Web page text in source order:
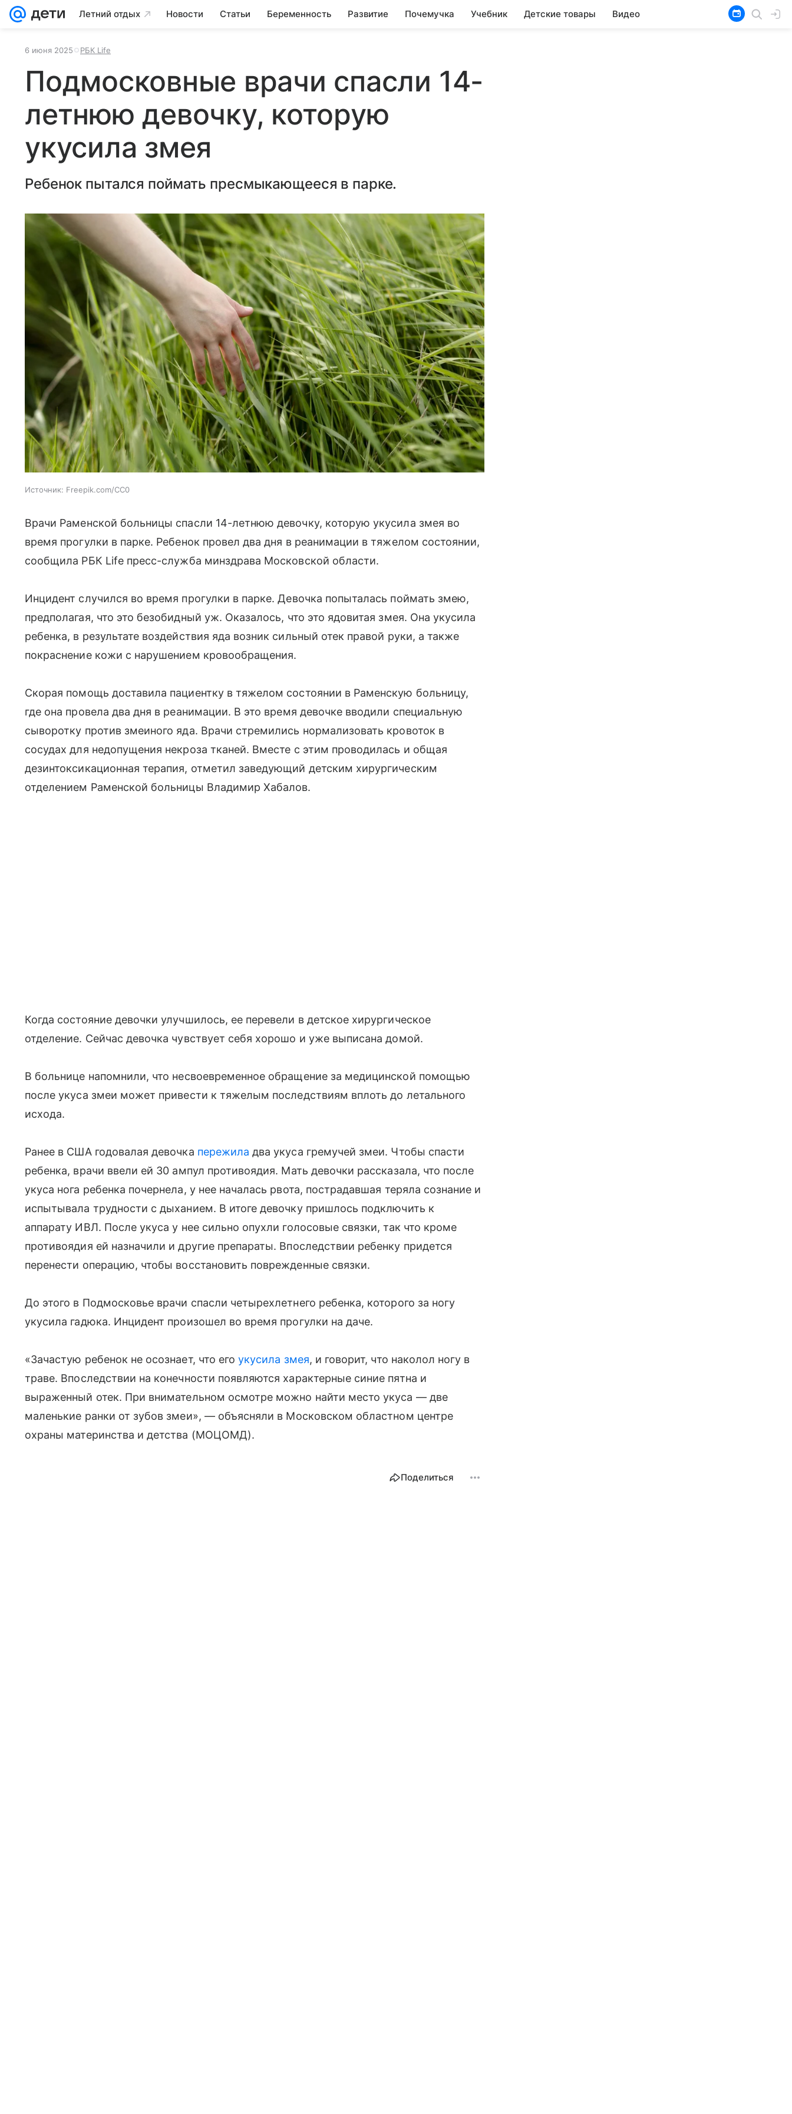
Летний отдых Новости Статьи Беременность Развитие Почемучка Учебник Детские товары Видео
6 июня 2025 РБК Life
Подмосковные врачи спасли 14-
летнюю девочку, которую
укусила змея
Ребенок пытался поймать пресмыкающееся в парке.
Источник: Freepik.com/CC0
Врачи Раменской больницы спасли 14-летнюю девочку, которую укусила змея во
время прогулки в парке. Ребенок провел два дня в реанимации в тяжелом состоянии,
сообщила РБК Life пресс-служба минздрава Московской области.
Инцидент случился во время прогулки в парке. Девочка попыталась поймать змею,
предполагая, что это безобидный уж. Оказалось, что это ядовитая змея. Она укусила
ребенка, в результате воздействия яда возник сильный отек правой руки, а также
покраснение кожи с нарушением кровообращения.
Скорая помощь доставила пациентку в тяжелом состоянии в Раменскую больницу,
где она провела два дня в реанимации. В это время девочке вводили специальную
сыворотку против змеиного яда. Врачи стремились нормализовать кровоток в
сосудах для недопущения некроза тканей. Вместе с этим проводилась и общая
дезинтоксикационная терапия, отметил заведующий детским хирургическим
отделением Раменской больницы Владимир Хабалов.
Когда состояние девочки улучшилось, ее перевели в детское хирургическое
отделение. Сейчас девочка чувствует себя хорошо и уже выписана домой.
В больнице напомнили, что несвоевременное обращение за медицинской помощью
после укуса змеи может привести к тяжелым последствиям вплоть до летального
исхода.
Ранее в США годовалая девочка пережила два укуса гремучей змеи. Чтобы спасти
ребенка, врачи ввели ей 30 ампул противоядия. Мать девочки рассказала, что после
укуса нога ребенка почернела, у нее началась рвота, пострадавшая теряла сознание и
испытывала трудности с дыханием. В итоге девочку пришлось подключить к
аппарату ИВЛ. После укуса у нее сильно опухли голосовые связки, так что кроме
противоядия ей назначили и другие препараты. Впоследствии ребенку придется
перенести операцию, чтобы восстановить поврежденные связки.
До этого в Подмосковье врачи спасли четырехлетнего ребенка, которого за ногу
укусила гадюка. Инцидент произошел во время прогулки на даче.
«Зачастую ребенок не осознает, что егоукусила змея, и говорит, что наколол ногу в
траве. Впоследствии на конечности появляются характерные синие пятна и
выраженный отек. При внимательном осмотре можно найти место укуса — две
маленькие ранки от зубов змеи», — объясняли в Московском областном центре
охраны материнства и детства (МОЦОМД).
Поделиться